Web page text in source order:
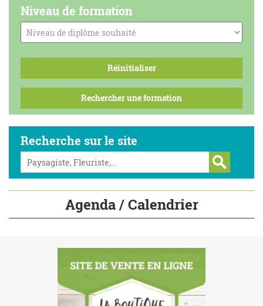
Niveau de formation
Recherche sur le site
Agenda / Calendrier